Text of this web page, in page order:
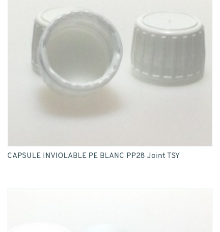
CAPSULE INVIOLABLE PE BLANC PP28 Joint TSY